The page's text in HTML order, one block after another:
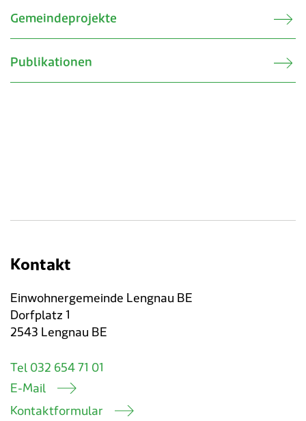
Gemeindeprojekte
Publikationen
Kontakt
Einwohnergemeinde Lengnau BE
Dorfplatz 1
2543 Lengnau BE
Tel 032 654 71 01
E-Mail
Kontaktformular